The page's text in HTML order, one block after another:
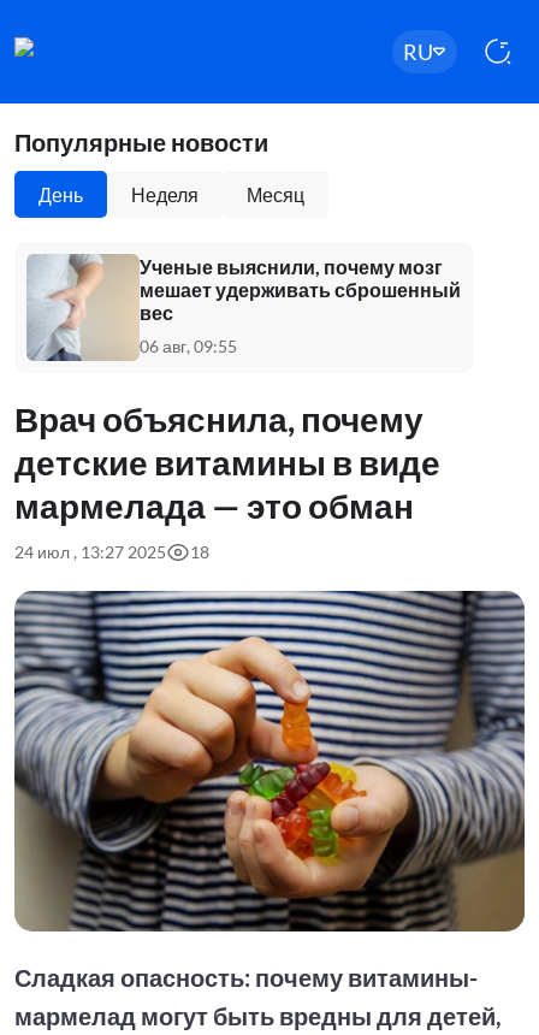
RU
Популярные новости
День Неделя Месяц
Ученые выяснили, почему мозг
мешает удерживать сброшенный
вес
06 авг, 09:55
Врач объяснила, почему
детские витамины в виде
мармелада — это обман
24 июл , 13:27 2025 18
Сладкая опасность: почему витамины-
мармелад могут быть вредны для детей,